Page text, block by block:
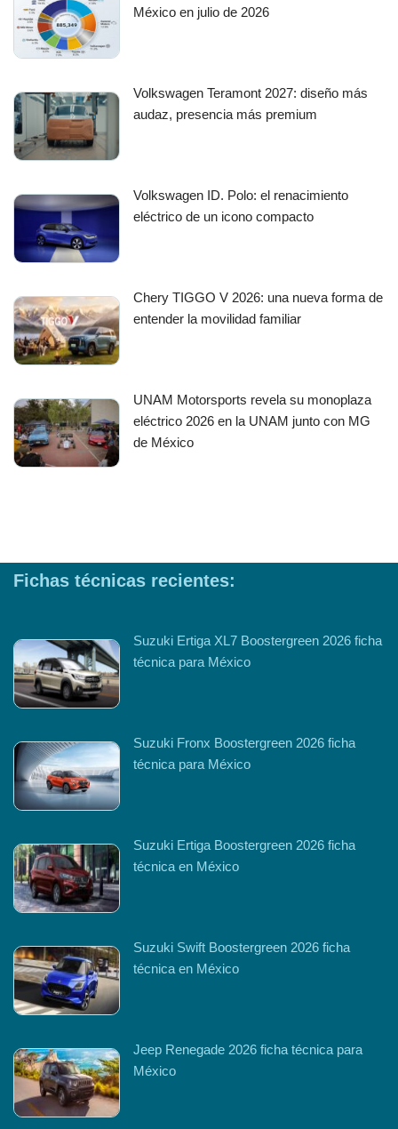
México en julio de 2026
Volkswagen Teramont 2027: diseño más
audaz, presencia más premium
Volkswagen ID. Polo: el renacimiento
eléctrico de un icono compacto
Chery TIGGO V 2026: una nueva forma de
entender la movilidad familiar
UNAM Motorsports revela su monoplaza
eléctrico 2026 en la UNAM junto con MG
de México
Fichas técnicas recientes:
Suzuki Ertiga XL7 Boostergreen 2026 ficha
técnica para México
Suzuki Fronx Boostergreen 2026 ficha
técnica para México
Suzuki Ertiga Boostergreen 2026 ficha
técnica en México
Suzuki Swift Boostergreen 2026 ficha
técnica en México
Jeep Renegade 2026 ficha técnica para
México